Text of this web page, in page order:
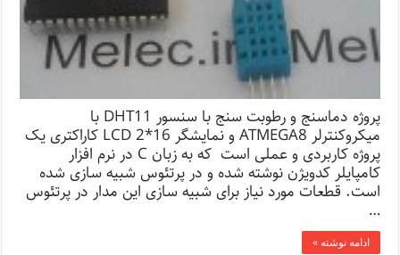
پروژه دماسنج و رطوبت سنج با سنسور DHT11 با
میکروکنترلر ATMEGA8 و نمایشگر LCD 2*16 کاراکتری یک
پروژه کاربردی و عملی است که به زبان C در نرم افزار
کامپایلر کدویژن نوشته شده و در پرتئوس شبیه سازی شده
است. قطعات مورد نیاز برای شبیه سازی این مدار در پرتئوس
…
ادامه نوشته »